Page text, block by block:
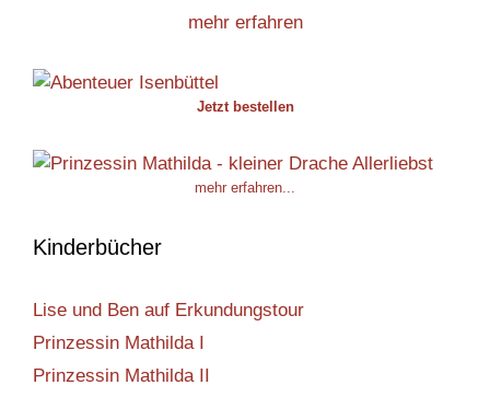
mehr erfahren
Jetzt bestellen
mehr erfahren...
Kinderbücher
Lise und Ben auf Erkundungstour
Prinzessin Mathilda I
Prinzessin Mathilda II